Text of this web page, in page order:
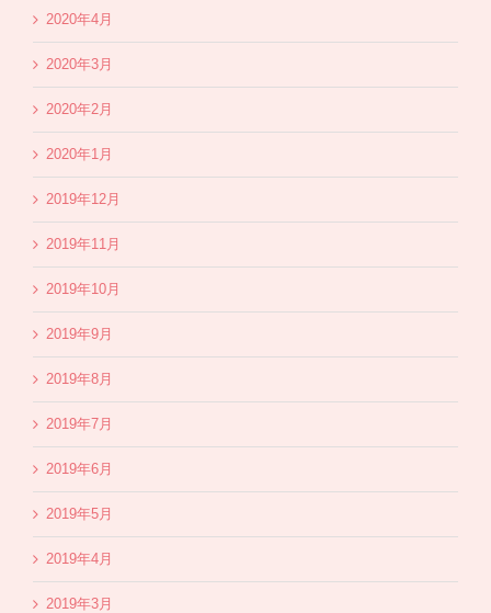
2020年4月
2020年3月
2020年2月
2020年1月
2019年12月
2019年11月
2019年10月
2019年9月
2019年8月
2019年7月
2019年6月
2019年5月
2019年4月
2019年3月